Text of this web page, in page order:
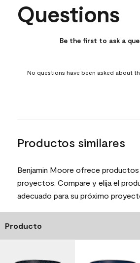
No questions have been asked
Questions
Be the first to ask a
No questions have been asked about
Productos similares
Benjamin Moore ofrece productos
proyectos. Compare y elija el
adecuado para su próximo
Producto